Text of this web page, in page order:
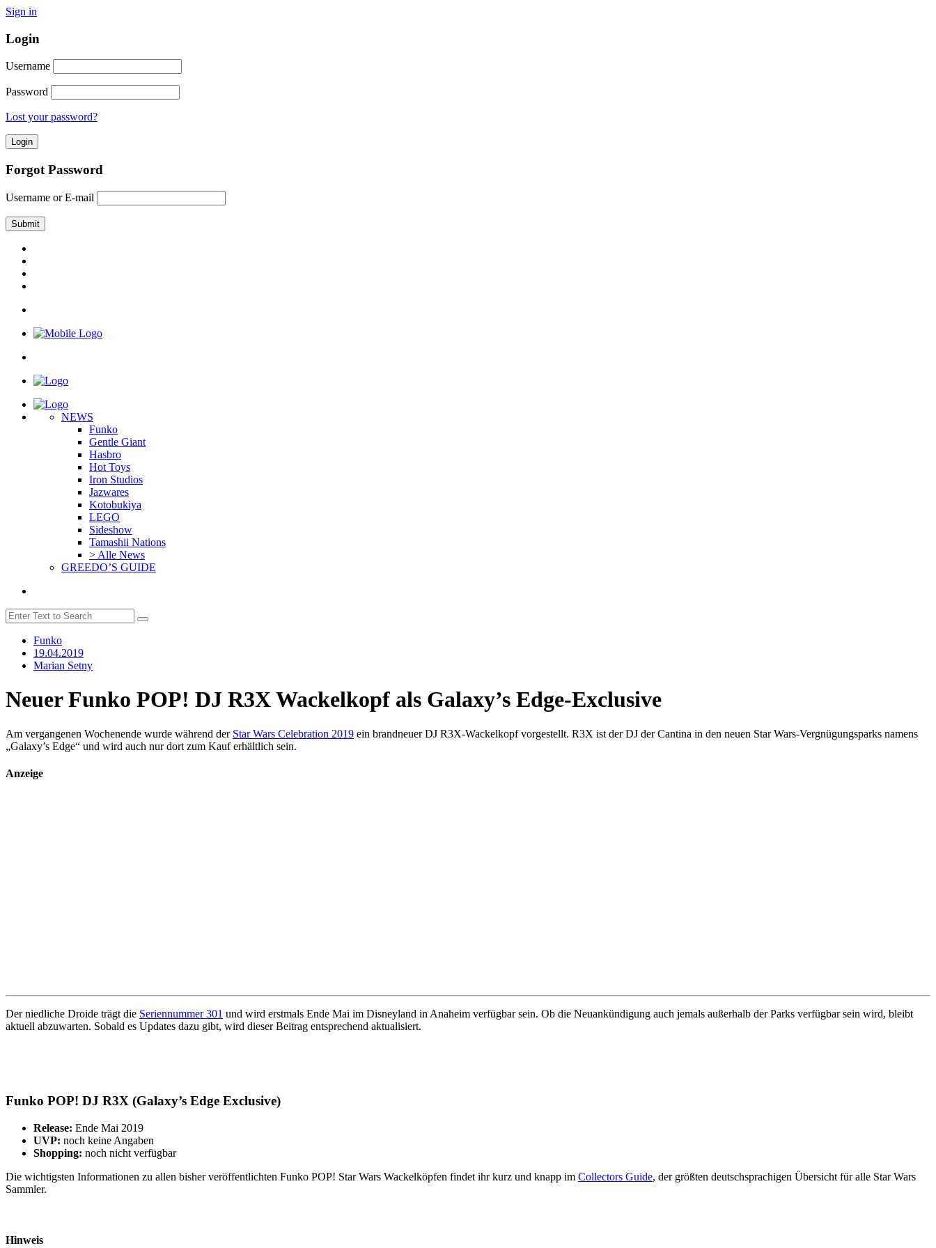
Sign in
Login
Username
Password
Lost your password?
Forgot Password
Username or E-mail
NEWS
Funko
Gentle Giant
Hasbro
Hot Toys
Iron Studios
Jazwares
Kotobukiya
LEGO
Sideshow
Tamashii Nations
> Alle News
GREEDO’S GUIDE
Funko
19.04.2019
Marian Setny
Neuer Funko POP! DJ R3X Wackelkopf als Galaxy’s Edge-Exclusive
Am vergangenen Wochenende wurde während der Star Wars Celebration 2019 ein brandneuer DJ R3X-Wackelkopf vorgestellt. R3X ist der DJ der Cantina in den neuen Star Wars-Vergnügungsparks namens
„Galaxy’s Edge“ und wird auch nur dort zum Kauf erhältlich sein.
Anzeige
Der niedliche Droide trägt die Seriennummer 301 und wird erstmals Ende Mai im Disneyland in Anaheim verfügbar sein. Ob die Neuankündigung auch jemals außerhalb der Parks verfügbar sein wird, bleibt
aktuell abzuwarten. Sobald es Updates dazu gibt, wird dieser Beitrag entsprechend aktualisiert.
Funko POP! DJ R3X (Galaxy’s Edge Exclusive)
Release: Ende Mai 2019
UVP: noch keine Angaben
Shopping: noch nicht verfügbar
Die wichtigsten Informationen zu allen bisher veröffentlichten Funko POP! Star Wars Wackelköpfen findet ihr kurz und knapp im Collectors Guide, der größten deutschsprachigen Übersicht für alle Star Wars
Sammler.
Hinweis